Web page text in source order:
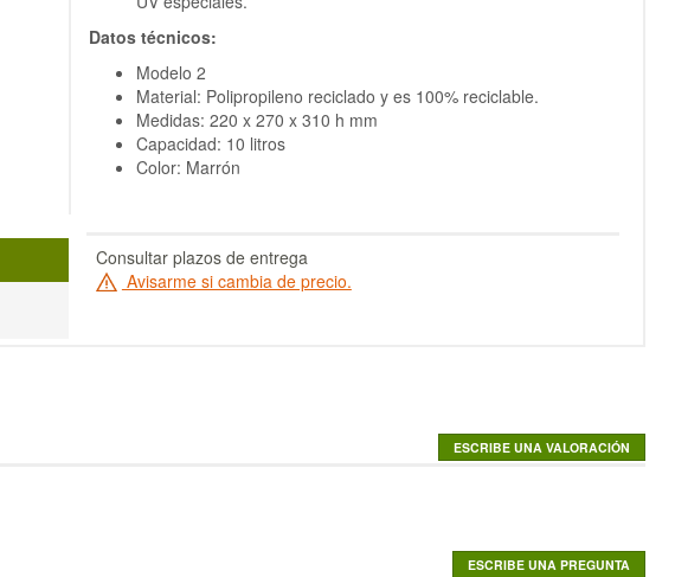
Datos técnicos:
Modelo 2
Material: Polipropileno reciclado y es 100% reciclable.
Medidas: 220 x 270 x 310 h mm
Capacidad: 10 litros
Color: Marrón
Consultar plazos de entrega
Avisarme si cambia de precio.